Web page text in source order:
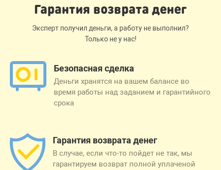
Гарантия возврата денег
Эксперт получил деньги, а работу не выполнил?
Только не у нас!
Безопасная сделка
Деньги хранятся на вашем балансе во
время работы над заданием и гарантийного
срока
Гарантия возврата денег
В случае, если что-то пойдет не так, мы
гарантируем возврат полной уплаченой